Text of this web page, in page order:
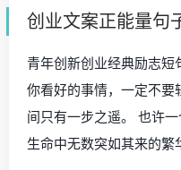
创业文案正能量句
青年创新创业经典励志短
你看好的事情，一定不要
间只有一步之遥。 也许
生命中无数突如其来的繁